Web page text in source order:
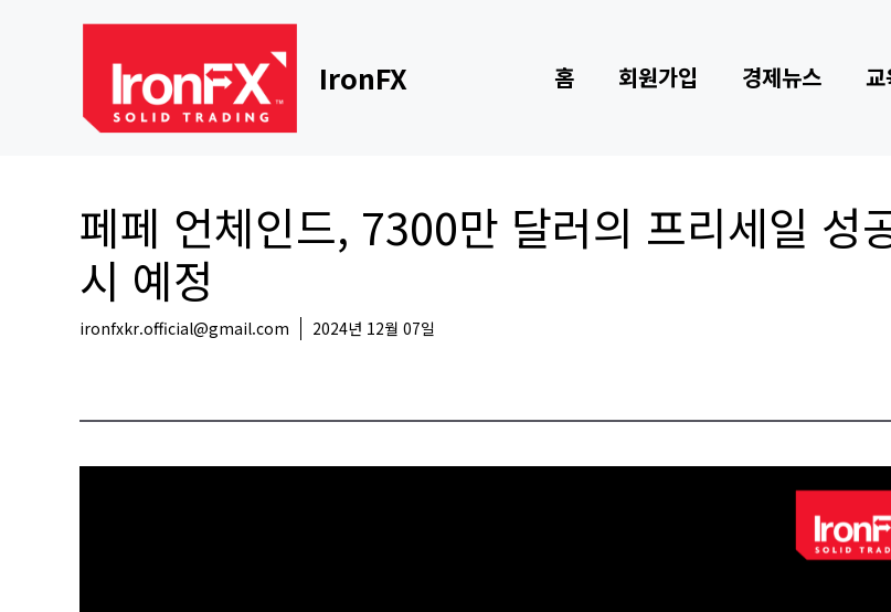
IronFX 홈 회원가입 경제뉴스
페페 언체인드, 7300만 달러의 프리세일 성
시 예정
ironfxkr.official@gmail.com 2024년 12월 07일